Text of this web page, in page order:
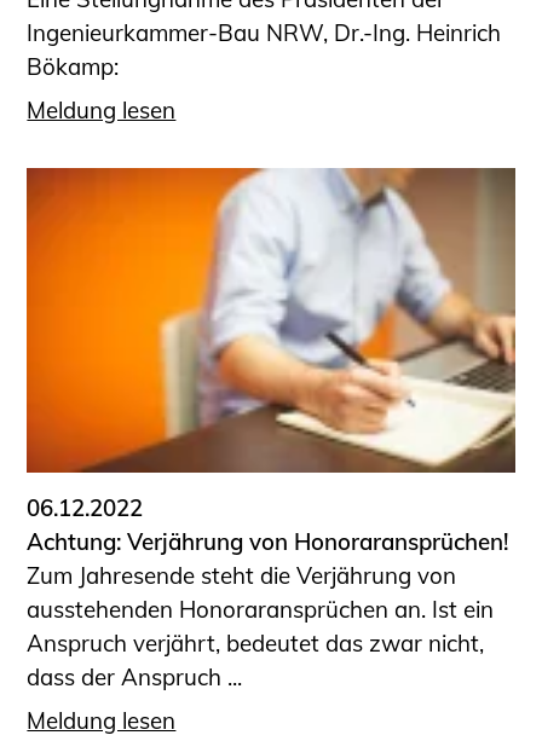
Datenschutz
Ingenieurakademie West
Ingenieurkammer-Bau NRW, Dr.-Ing. Heinrich
Bökamp:
Meldung lesen
06.12.2022
Achtung: Verjährung von Honoraransprüchen!
Zum Jahresende steht die Verjährung von
ausstehenden Honoraransprüchen an. Ist ein
Anspruch verjährt, bedeutet das zwar nicht,
dass der Anspruch ...
Meldung lesen